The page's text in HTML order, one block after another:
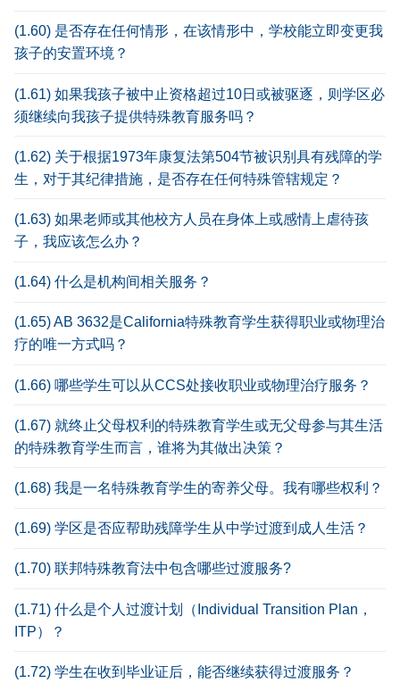
(1.60) 是否存在任何情形，在该情形中，学校能立即变更我
孩子的安置环境？
(1.61) 如果我孩子被中止资格超过10日或被驱逐，则学区必
须继续向我孩子提供特殊教育服务吗？
(1.62) 关于根据1973年康复法第504节被识别具有残障的学
生，对于其纪律措施，是否存在任何特殊管辖规定？
(1.63) 如果老师或其他校方人员在身体上或感情上虐待孩
子，我应该怎么办？
(1.64) 什么是机构间相关服务？
(1.65) AB 3632是California特殊教育学生获得职业或物理治
疗的唯一方式吗？
(1.66) 哪些学生可以从CCS处接收职业或物理治疗服务？
(1.67) 就终止父母权利的特殊教育学生或无父母参与其生活
的特殊教育学生而言，谁将为其做出决策？
(1.68) 我是一名特殊教育学生的寄养父母。我有哪些权利？
(1.69) 学区是否应帮助残障学生从中学过渡到成人生活？
(1.70) 联邦特殊教育法中包含哪些过渡服务?
(1.71) 什么是个人过渡计划（Individual Transition Plan，
ITP）？
(1.72) 学生在收到毕业证后，能否继续获得过渡服务？